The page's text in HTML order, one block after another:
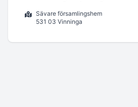
Sävare församlingshem
531 03 Vinninga